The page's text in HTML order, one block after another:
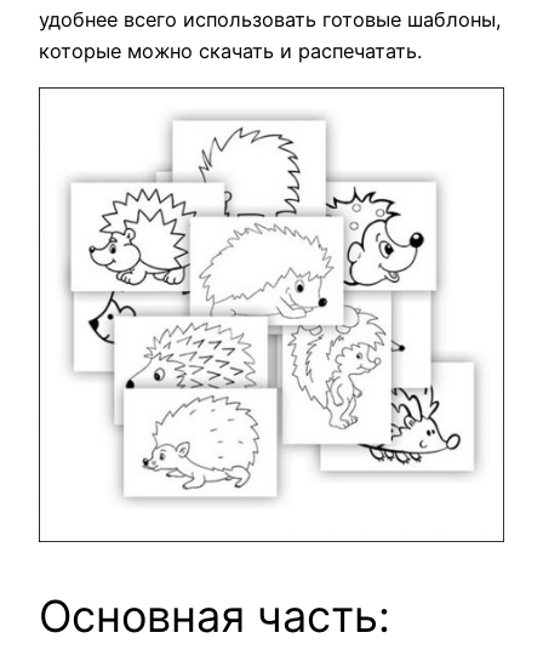
удобнее всего использовать готовые шаблоны,
которые можно скачать и распечатать.
Основная часть: